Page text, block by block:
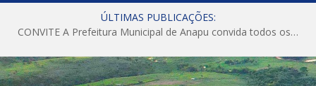
ÚLTIMAS PUBLICAÇÕES:
CONVITE A Prefeitura Municipal de Anapu convida todos os servidores públicos municipais para participarem da Audiência Pública de discussão da Lei de Diretrizes Orçamentárias (LDO), importante instrumento de planejamento das ações e investimentos da Administração Pública para o próximo exercício financeiro.